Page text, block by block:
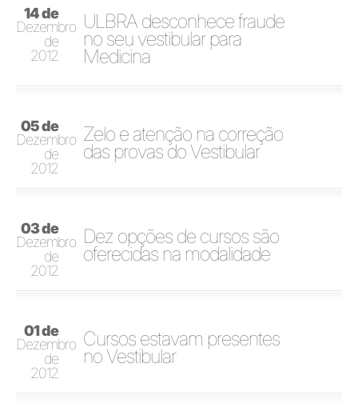
14 de
Dezembro
de
2012
ULBRA desconhece fraude
no seu vestibular para
Medicina
05 de
Dezembro
de
2012
Zelo e atenção na correção
das provas do Vestibular
03 de
Dezembro
de
2012
Dez opções de cursos são
oferecidas na modalidade
01 de
Dezembro
de
2012
Cursos estavam presentes
no Vestibular